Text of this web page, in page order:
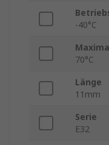
-40°C
70°C
Länge
11mm
Serie
E32